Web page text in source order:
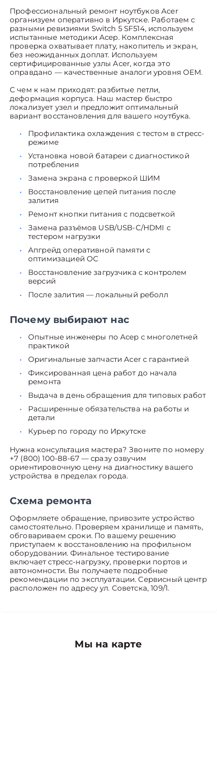
Профессиональный ремонт ноутбуков Acer
организуем оперативно в Иркутске. Работаем с
разными ревизиями Switch 5 SF514, используем
испытанные методики Асер. Комплексная
проверка охватывает плату, накопитель и экран,
без неожиданных доплат. Используем
сертифицированные узлы Acer, когда это
оправдано — качественные аналоги уровня OEM.
С чем к нам приходят: разбитые петли,
деформация корпуса. Наш мастер быстро
локализует узел и предложит оптимальный
вариант восстановления для вашего ноутбука.
Профилактика охлаждения с тестом в стресс-
режиме
Установка новой батареи с диагностикой
потребления
Замена экрана с проверкой ШИМ
Восстановление цепей питания после
залития
Ремонт кнопки питания с подсветкой
Замена разъёмов USB/USB-C/HDMI с
тестером нагрузки
Апгрейд оперативной памяти с
оптимизацией ОС
Восстановление загрузчика с контролем
версий
После залития — локальный реболл
Почему выбирают нас
Опытные инженеры по Асер с многолетней
практикой
Оригинальные запчасти Acer с гарантией
Фиксированная цена работ до начала
ремонта
Выдача в день обращения для типовых работ
Расширенные обязательства на работы и
детали
Курьер по городу по Иркутске
Нужна консультация мастера? Звоните по номеру
+7 (800) 100-88-67 — сразу озвучим
ориентировочную цену на диагностику вашего
устройства в пределах города.
Схема ремонта
Оформляете обращение, привозите устройство
самостоятельно. Проверяем хранилище и память,
обговариваем сроки. По вашему решению
приступаем к восстановлению на профильном
оборудовании. Финальное тестирование
включает стресс-нагрузку, проверки портов и
автономности. Вы получаете подробные
рекомендации по эксплуатации. Сервисный центр
расположен по адресу ул. Советска, 109/1.
Мы на карте